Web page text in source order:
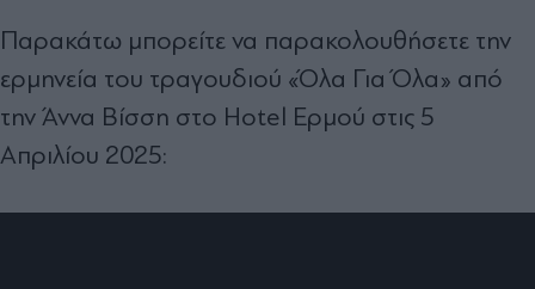
Παρακάτω μπορείτε να παρακολουθήσετε την
ερμηνεία του τραγουδιού «Όλα Για Όλα» από
την Άννα Βίσση στο Hotel Ερμού στις 5
Απριλίου 2025: